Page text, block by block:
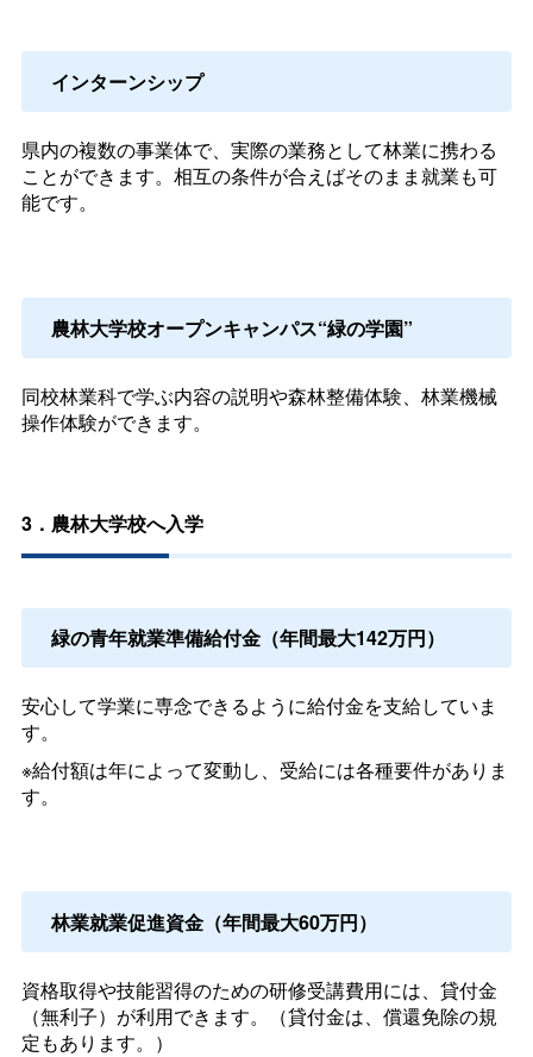
インターンシップ
県内の複数の事業体で、実際の業務として林業に携わる
ことができます。相互の条件が合えばそのまま就業も可
能です。
農林大学校オープンキャンパス“緑の学園”
同校林業科で学ぶ内容の説明や森林整備体験、林業機械
操作体験ができます。
3．農林大学校へ入学
緑の青年就業準備給付金（年間最大142万円）
安心して学業に専念できるように給付金を支給していま
す。
※給付額は年によって変動し、受給には各種要件がありま
す。
林業就業促進資金（年間最大60万円）
資格取得や技能習得のための研修受講費用には、貸付金
（無利子）が利用できます。（貸付金は、償還免除の規
定もあります。）